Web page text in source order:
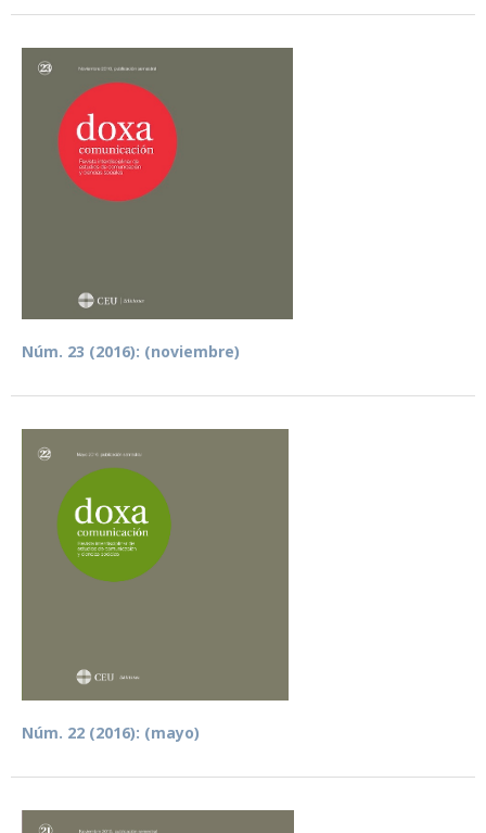
Núm. 23 (2016): (noviembre)
Núm. 22 (2016): (mayo)